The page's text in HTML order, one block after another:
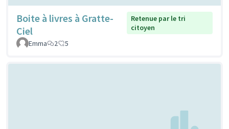
Boite à livres à Gratte-
Ciel
Retenue par le tri
citoyen
Emma
2 5